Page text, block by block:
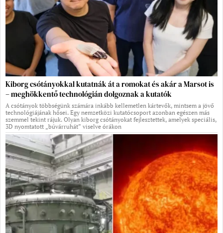
Kiborg csótányokkal kutatnák át a romokat és akár a Marsot is
– meghökkentő technológián dolgoznak a kutatók
A csótányok többségünk számára inkább kellemetlen kártevők, mintsem a jövő
technológiájának hősei. Egy nemzetközi kutatócsoport azonban egészen más
szemmel tekint rájuk. Olyan kiborg csótányokat fejlesztettek, amelyek speciális,
3D nyomtatott „búvárruhát” viselve órákon